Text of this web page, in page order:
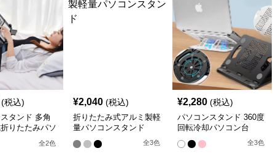
(税込)
タンド 多角
りたたみパソ
全2色
¥2,040 (税込)
折りたたみ式アルミ製軽
量パソコンスタンド
全3色
¥2,280 (税込)
パソコンスタンド 360度
回転冷却パソコン台
全3色